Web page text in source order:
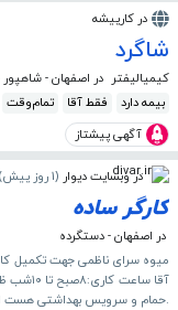
در کارپیشه
شاگرد
کیمیالیفتر
در اصفهان -
بیمه دارد
فقط آقا تمام‌وقت
آگهی پیشتاز
در وبسایت دیوار (1 روز پیش )
کارگر ساده
در اصفهان - دستگرده
آقا
.حمام و سرویس بهداشتی هست